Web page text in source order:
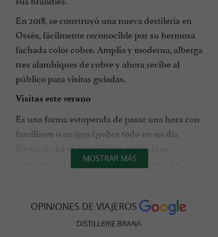
En 2018, se construyó una nueva destilería en
Ossès, fácilmente reconocible por su hermosa
fachada color cobre. Amplia y moderna, alberga
tres alambiques de cobre y ahora recibe al
público para visitas guiadas.
Visitas este verano
Es una forma estupenda de pasar una hora con
familiares o amigos (¡sobre todo en un día
lluvioso!). La visita guiada, a cargo de un
miembro del equipo, permite acceder a los
la historia de una destilería profundamente
arraigada en su herencia vasca. La visita
MOSTRAR MÁS
OPINIONES DE VIAJEROS
DISTILLERIE BRANA